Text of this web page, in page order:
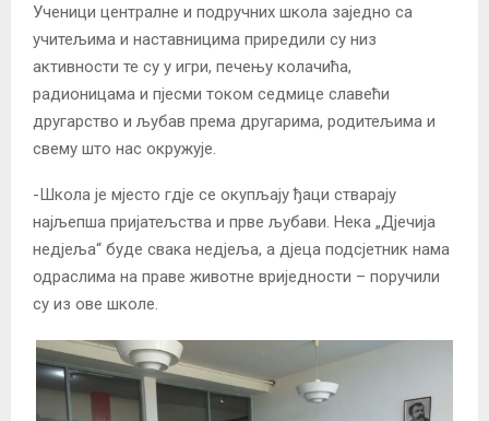
Ученици централне и подручних школа заједно са
учитељима и наставницима приредили су низ
активности те су у игри, печењу колачића,
радионицама и пјесми током седмице славећи
другарство и љубав према другарима, родитељима и
свему што нас окружује.
-Школа је мјесто гдје се окупљају ђаци стварају
најљепша пријатељства и прве љубави. Нека „Дјечија
недјеља“ буде свака недјеља, а дјеца подсјетник нама
одраслима на праве животне вриједности – поручили
су из ове школe.